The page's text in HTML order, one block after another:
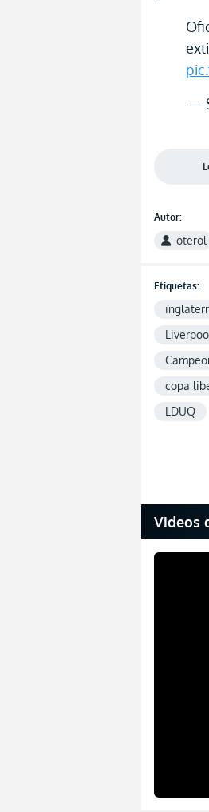
—
Autor:
oterol
Etiquetas:
copa
LDUQ
Videos